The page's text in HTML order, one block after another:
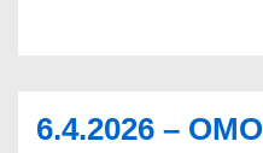
6.4.2026 – OMO